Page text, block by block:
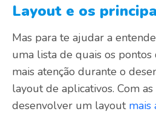
Layout e os
Mas para te ajudar a
uma lista de quais os
mais atenção durante o
layout de aplicativos. Com as
desenvolver um layout mais